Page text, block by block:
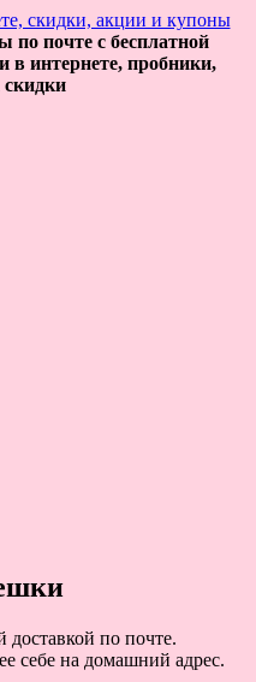
по почте с бесплатной
в интернете, пробники,
по почте.
себе на домашний адрес.